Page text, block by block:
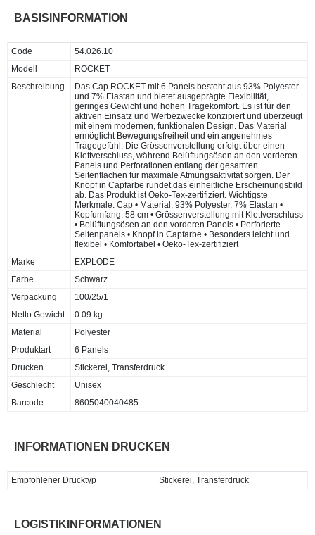
BASISINFORMATION
Code
54.026.10
Modell
ROCKET
Beschreibung
Das Cap ROCKET mit 6 Panels besteht aus 93% Polyester
und 7% Elastan und bietet ausgeprägte Flexibilität,
geringes Gewicht und hohen Tragekomfort. Es ist für den
aktiven Einsatz und Werbezwecke konzipiert und überzeugt
mit einem modernen, funktionalen Design. Das Material
ermöglicht Bewegungsfreiheit und ein angenehmes
Tragegefühl. Die Grössenverstellung erfolgt über einen
Klettverschluss, während Belüftungsösen an den vorderen
Panels und Perforationen entlang der gesamten
Seitenflächen für maximale Atmungsaktivität sorgen. Der
Knopf in Capfarbe rundet das einheitliche Erscheinungsbild
ab. Das Produkt ist Oeko-Tex-zertifiziert. Wichtigste
Merkmale: Cap • Material: 93% Polyester, 7% Elastan •
Kopfumfang: 58 cm • Grössenverstellung mit Klettverschluss
• Belüftungsösen an den vorderen Panels • Perforierte
Seitenpanels • Knopf in Capfarbe • Besonders leicht und
flexibel • Komfortabel • Oeko-Tex-zertifiziert
Marke
EXPLODE
Farbe
Schwarz
Verpackung
100/25/1
Netto Gewicht
0.09 kg
Material
Polyester
Produktart
6 Panels
Drucken
Stickerei, Transferdruck
Geschlecht
Unisex
Barcode
8605040040485
INFORMATIONEN DRUCKEN
Empfohlener Drucktyp Stickerei, Transferdruck
LOGISTIKINFORMATIONEN